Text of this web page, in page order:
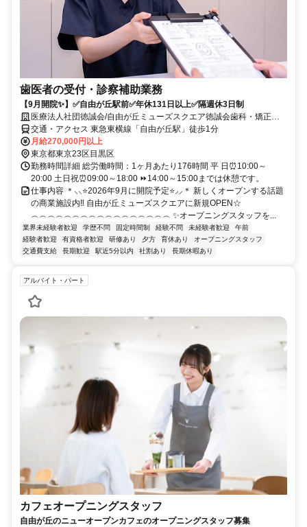
歯医者の受付・診察補助業務
【9月開院✨】✅自由が丘駅前✅年休131日以上✅隔週休3日制
医療法人社団徳誠会/自由が丘ミューズスクエア徳誠会歯科・矯正歯
科
交通・アクセス 東急東横線「自由が丘駅」徒歩1分
月給270,000円以上
東京都東京23区目黒区
勤務時間詳細 総労働時間：1ヶ月あたり176時間 平 日⏰10:00～
20:00 土日祝⏰09:00～18:00 ⏩14:00～15:00までは休憩です。
仕事内容 ＊⸜⸜⭐2026年9月に開院予定⭐⸝⸝＊ 新しくオープンする話題
の商業施設内‼ 自由が丘ミューズスクエアに新規OPEN☆
︵︵︵︵︵︵︵︵︵︵︵︵︵︵︵︵︵ ✨オープニングスタッフを...
業界未経験者歓迎 学歴不問 固定時間制 経験不問 未経験者歓迎
午前
経験者歓迎
有資格者歓迎 研修あり 夕方 育休あり
オープニングスタッフ
交通費支給
長期歓迎 駅近5分以内 社割あり 長期休暇あり
アルバイト・パート
カフェオープニングスタッフ
自由が丘のニューオープンカフェのオープニングスタッフ募集